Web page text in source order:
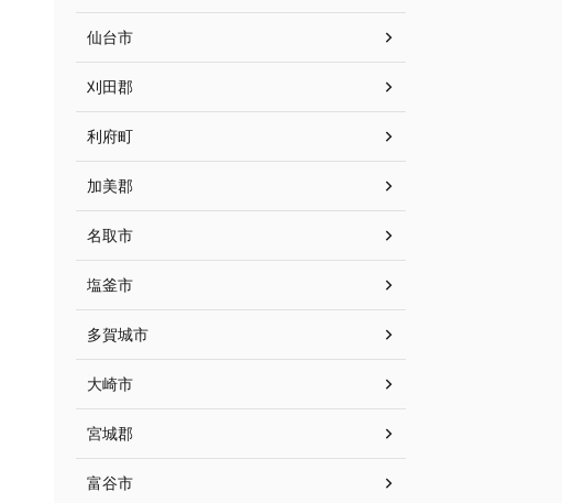
仙台市
刈田郡
利府町
加美郡
名取市
塩釜市
多賀城市
大崎市
宮城郡
富谷市